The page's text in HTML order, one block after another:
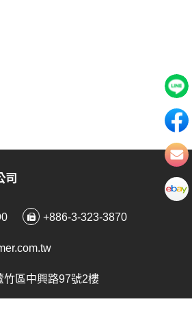
司
+886-3-323-3870
竹區中興路97號2樓